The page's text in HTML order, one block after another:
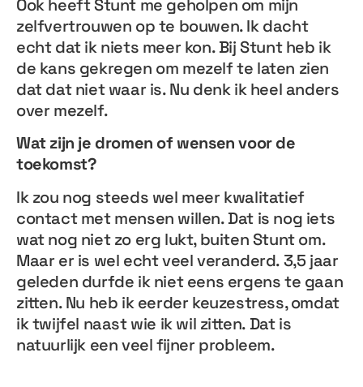
Ook heeft Stunt me geholpen om mijn
zelfvertrouwen op te bouwen. Ik dacht
echt dat ik niets meer kon. Bij Stunt heb ik
de kans gekregen om mezelf te laten zien
dat dat niet waar is. Nu denk ik heel anders
over mezelf.
Wat zijn je dromen of wensen voor de
toekomst?
Ik zou nog steeds wel meer kwalitatief
contact met mensen willen. Dat is nog iets
wat nog niet zo erg lukt, buiten Stunt om.
Maar er is wel echt veel veranderd. 3,5 jaar
geleden durfde ik niet eens ergens te gaan
zitten. Nu heb ik eerder keuzestress, omdat
ik twijfel naast wie ik wil zitten. Dat is
natuurlijk een veel fijner probleem.